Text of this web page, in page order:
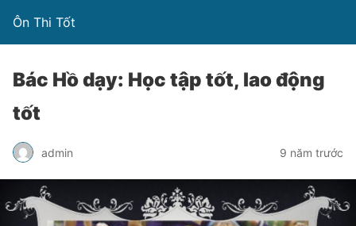
Ôn Thi Tốt
Bác Hồ dạy: Học tập tốt, lao động
tốt
admin 9 năm trước